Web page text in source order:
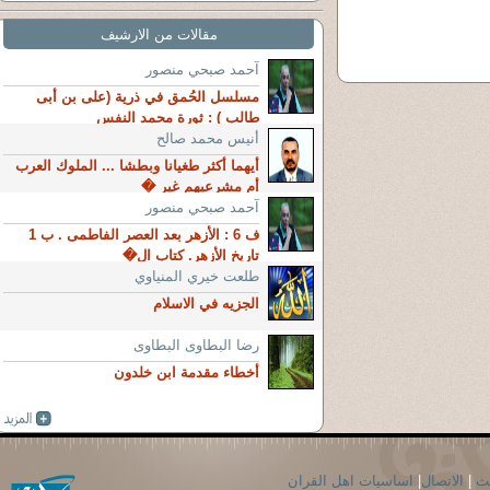
مقالات من الارشيف
آحمد صبحي منصور
مسلسل الحُمق في ذرية (على بن أبى
طالب ) : ثورة محمد النفس
أنيس محمد صالح
أيهما أكثر طغيانا وبطشا ... الملوك العرب
أم مشرعيهم غير �
آحمد صبحي منصور
ف 6 : الأزهر بعد العصر الفاطمى . ب 1
تاريخ الأزهر. كتاب ال�
طلعت خيري المنياوي
الجزيه في الاسلام
رضا البطاوى البطاوى
أخطاء مقدمة ابن خلدون
الاتصال اساسيات اهل القران